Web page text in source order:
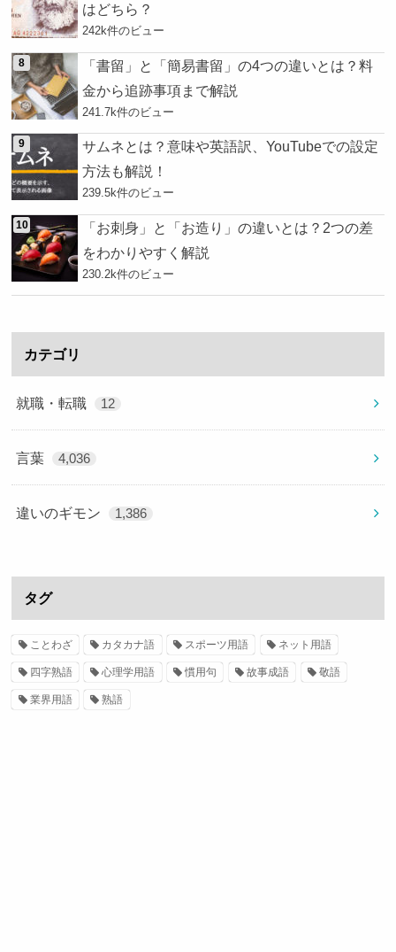
はどちら？
242k件のビュー
「書留」と「簡易書留」の4つの違いとは？料
金から追跡事項まで解説
241.7k件のビュー
サムネとは？意味や英語訳、YouTubeでの設定
方法も解説！
239.5k件のビュー
「お刺身」と「お造り」の違いとは？2つの差
をわかりやすく解説
230.2k件のビュー
カテゴリ
就職・転職 12
言葉 4,036
違いのギモン 1,386
タグ
ことわざ カタカナ語 スポーツ用語 ネット用語
四字熟語 心理学用語 慣用句 故事成語 敬語
業界用語 熟語